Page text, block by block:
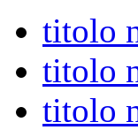
titolo
titolo
titolo